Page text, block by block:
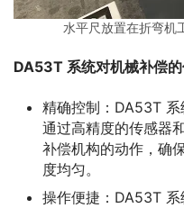
水平尺放置在折弯机
DA53T 系统对机械补偿
精确控制：DA53T 系
通过高精度的传感器
补偿机构的动作，确
度均匀。
操作便捷：DA53T